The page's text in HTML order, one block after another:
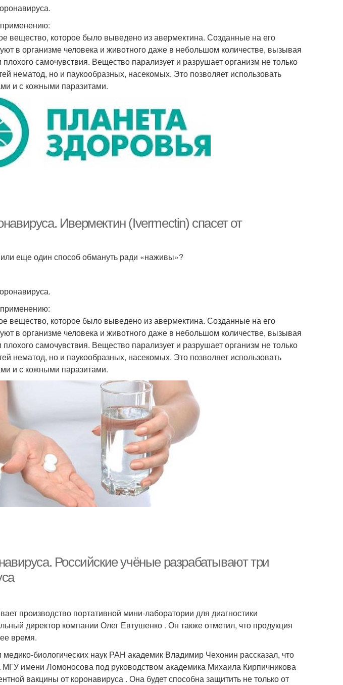
вещество, которое было выведено из авермектина. Созданные на его
в организме человека и животного даже в небольшом количестве, вызывая
самочувствия. Вещество парализует и разрушает организм не только
нематод, но и паукообразных, насекомых. Это позволяет использовать
и с кожными паразитами.
Ивермектин (Ivermectin) спасет от
еще один способ обмануть ради «наживы»?
вещество, которое было выведено из авермектина. Созданные на его
в организме человека и животного даже в небольшом количестве, вызывая
самочувствия. Вещество парализует и разрушает организм не только
нематод, но и паукообразных, насекомых. Это позволяет использовать
и с кожными паразитами.
Российские учёные разрабатывают три
производство портативной мини-лаборатории для диагностики
директор компании Олег Евтушенко . Он также отметил, что продукция
время.
биологических наук РАН академик Владимир Чехонин рассказал, что
МГУ имени Ломоносова под руководством академика Михаила Кирпичникова
вакцины от коронавируса . Она будет способна защитить не только от